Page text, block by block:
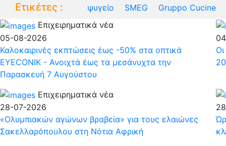
Eτικέτες : ψυγείο SMEG Gruppo Cucine
Επιχειρηματικά νέα
05-08-2026
Καλοκαιρινές εκπτώσεις έως -50% στα οπτικά
EYECONIK - Ανοιχτά έως τα μεσάνυχτα την
Παρασκευή 7 Αυγούστου
Επιχειρηματικά νέα
28-07-2026
«Ολυμπιακών αγώνων βραβεία» για τους ελαιώνες
Σακελλαρόπουλου στη Νότια Αφρική